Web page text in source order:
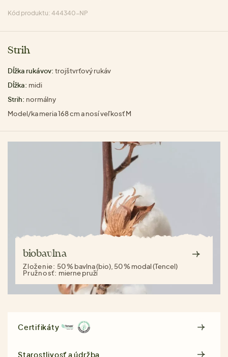
Kód produktu: 444340-NP
Strih
Dĺžka rukávov: trojštvrťový rukáv
Dĺžka: midi
Strih: normálny
Model/ka meria 168 cm a nosí veľkosť M
biobavlna
Zloženie: 50 % bavlna (bio), 50 % modal (Tencel)
Pružnosť: mierne pruží
Certifikáty
Starostlivosť a údržba